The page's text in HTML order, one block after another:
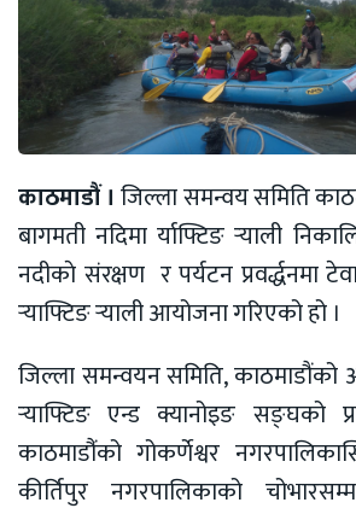
काठमाडौं । जिल्ला समन्वय समिति
बागमती नदिमा र्याफ्टिङ र्‍याली
नदीकाे संरक्षण र पर्यटन प्रवर्द्धनमा
र्‍याफ्टिङ र्‍याली आयोजना गरिएको हो ।
जिल्ला समन्वयन समिति,
र्‍याफ्टिङ एन्ड क्यानोइङ सङ्घको
काठमाडौंंको गोकर्णेश्वर
कीर्तिपुर नगरपालिकाको